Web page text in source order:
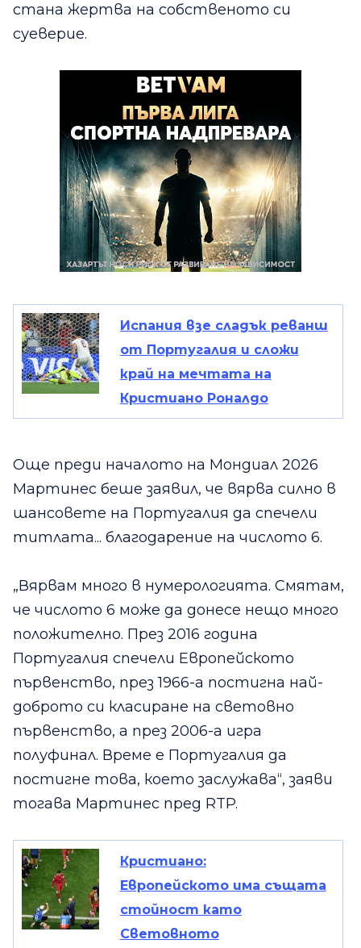
стана жертва на собственото си
суеверие.
Испания взе сладък реванш
от Португалия и сложи
край на мечтата на
Кристиано Роналдо
Още преди началото на Мондиал 2026
Мартинес беше заявил, че вярва силно в
шансовете на Португалия да спечели
титлата... благодарение на числото 6.
„Вярвам много в нумерологията. Смятам,
че числото 6 може да донесе нещо много
положително. През 2016 година
Португалия спечели Европейското
първенство, през 1966-а постигна най-
доброто си класиране на световно
първенство, а през 2006-а игра
полуфинал. Време е Португалия да
постигне това, което заслужава“, заяви
тогава Мартинес пред RTP.
Кристиано:
Европейското има същата
стойност като
Световното